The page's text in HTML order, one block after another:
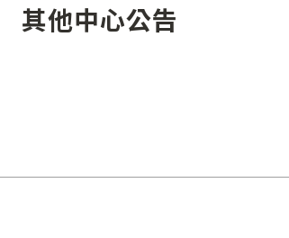
其他中心公告